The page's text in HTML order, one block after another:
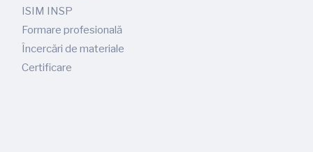
ISIM INSP
Formare profesională
Încercări de materiale
Certificare